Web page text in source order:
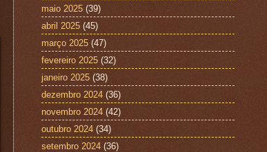
maio 2025 (39)
abril 2025 (45)
março 2025 (47)
fevereiro 2025 (32)
janeiro 2025 (38)
dezembro 2024 (36)
novembro 2024 (42)
outubro 2024 (34)
setembro 2024 (36)